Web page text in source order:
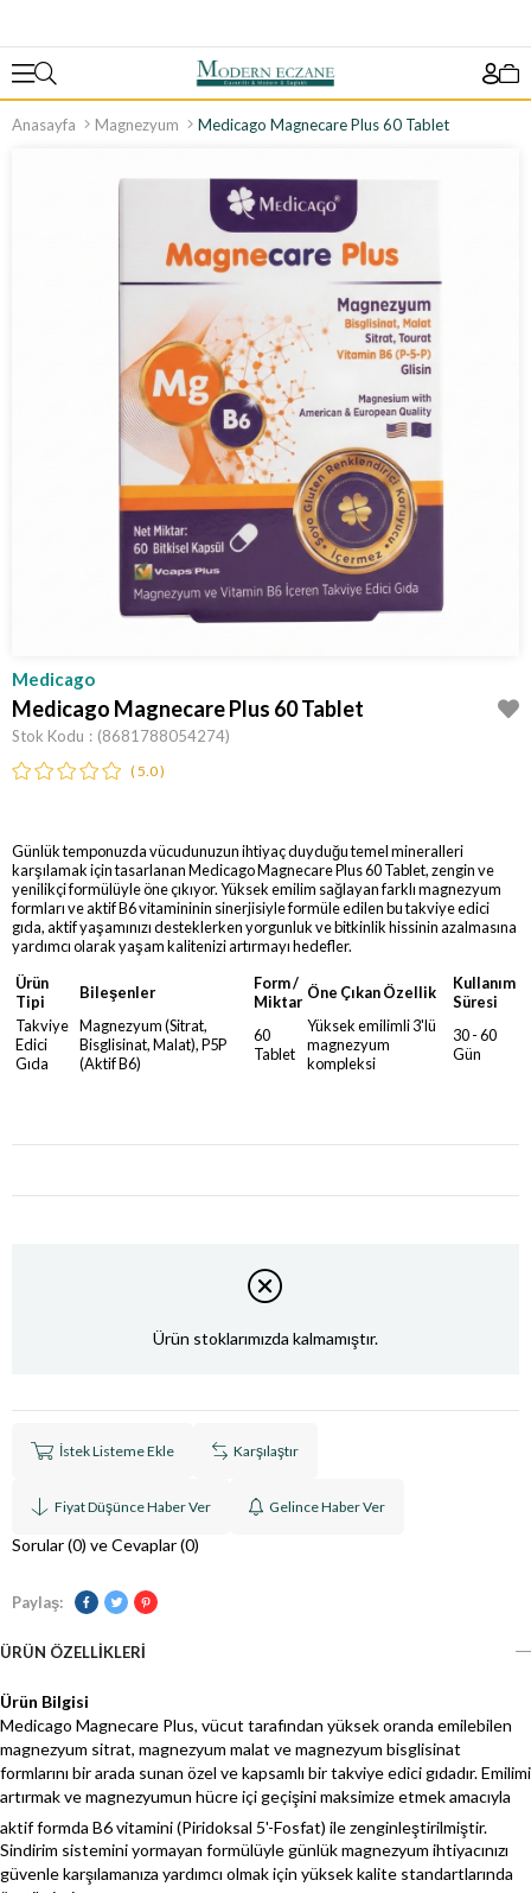
Anasayfa Magnezyum Medicago Magnecare Plus 60 Tablet
Medicago
Medicago Magnecare Plus 60 Tablet
Stok Kodu (8681788054274)
5.0
Günlük temponuzda vücudunuzun ihtiyaç duyduğu temel mineralleri
karşılamak için tasarlanan Medicago Magnecare Plus 60 Tablet, zengin ve
yenilikçi formülüyle öne çıkıyor. Yüksek emilim sağlayan farklı magnezyum
formları ve aktif B6 vitamininin sinerjisiyle formüle edilen bu takviye edici
gıda, aktif yaşamınızı desteklerken yorgunluk ve bitkinlik hissinin azalmasına
yardımcı olarak yaşam kalitenizi artırmayı hedefler.
Ürün
Tipi
Bileşenler
Form /
Miktar Öne Çıkan Özellik
Kullanım
Süresi
Takviye
Edici
Gıda
Magnezyum (Sitrat,
Bisglisinat, Malat), P5P
(Aktif B6)
60
Tablet
Yüksek emilimli 3'lü
magnezyum
kompleksi
30 - 60
Gün
Ürün stoklarımızda kalmamıştır.
İstek Listeme Ekle Karşılaştır
Fiyat Düşünce Haber Ver Gelince Haber Ver
Sorular (0) ve Cevaplar (0)
Paylaş:
ÜRÜN ÖZELLIKLERI
Ürün Bilgisi
Medicago Magnecare Plus, vücut tarafından yüksek oranda emilebilen
magnezyum sitrat, magnezyum malat ve magnezyum bisglisinat
formlarını bir arada sunan özel ve kapsamlı bir takviye edici gıdadır. Emilimi
artırmak ve magnezyumun hücre içi geçişini maksimize etmek amacıyla
aktif formda B6 vitamini (Piridoksal 5'-Fosfat) ile zenginleştirilmiştir.
Sindirim sistemini yormayan formülüyle günlük magnezyum ihtiyacınızı
güvenle karşılamanıza yardımcı olmak için yüksek kalite standartlarında